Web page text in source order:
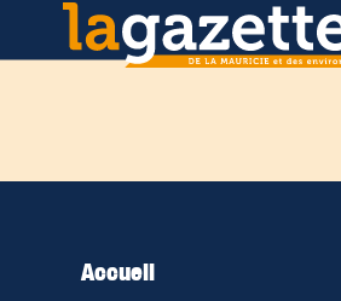
Accueil